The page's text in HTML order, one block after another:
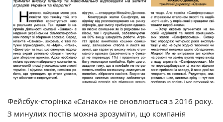
Фейсбук-сторінка «Санако» не оновлюється з 2016 року.
З минулих постів можна зрозуміти, що компанія